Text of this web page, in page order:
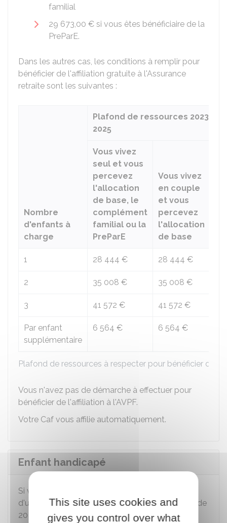
familial
29 673,00 € si vous êtes bénéficiaire de la
PreParE.
Dans les autres cas, les conditions à remplir pour
bénéficier de l'affiliation gratuite à l'Assurance
retraite sont les suivantes :
Plafond de ressources à respecter pour bénéficier de
Nombre
d'enfants à
charge
Plafond de ressources 2023 en
2025
Vous vivez
seul et vous
percevez
l'allocation
de base, le
complément
familial ou la
PreParE
Vous vivez
en couple
et vous
percevez
l'allocation
de base
1 28 444 € 28 444 €
2 35 008 € 35 008 €
3 41 572 € 41 572 €
Par enfant
supplémentaire
6 564 € 6 564 €
Vous n'avez pas de démarche à effectuer pour
bénéficier de l'affiliation à l'AVPF.
Votre Caf vous affilie automatiquement.
Enfant handicapé
Si vous élevez ou avez élevé un enfant atteint
d'une incapacité permanente de80 % de moins de
20 ans, vous avez droit à 1trimestre
This site uses cookies and
gives you control over what